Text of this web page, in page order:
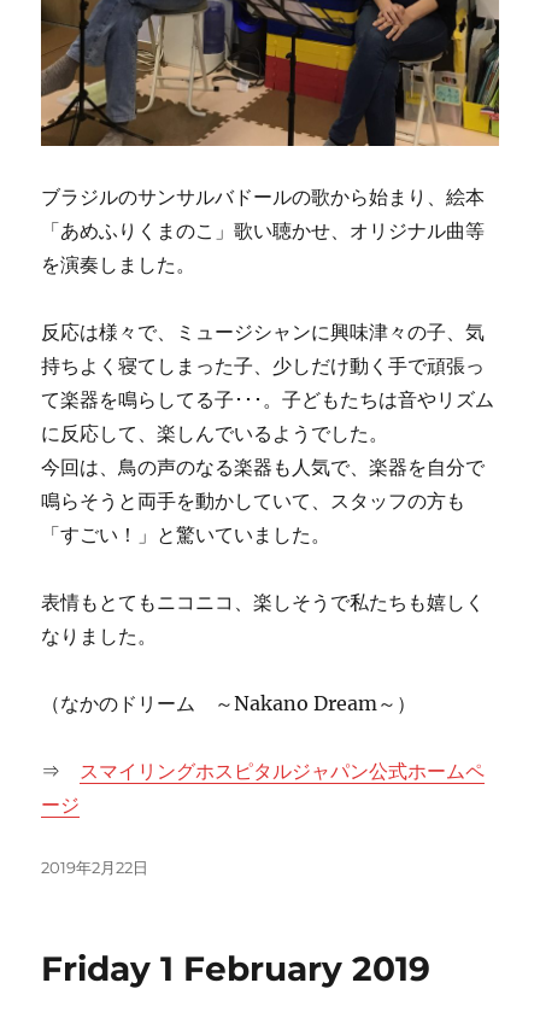
ブラジルのサンサルバドールの歌から始まり、絵本
「あめふりくまのこ」歌い聴かせ、オリジナル曲等
を演奏しました。
反応は様々で、ミュージシャンに興味津々の子、気
持ちよく寝てしまった子、少しだけ動く手で頑張っ
て楽器を鳴らしてる子･･･。子どもたちは音やリズム
に反応して、楽しんでいるようでした。
今回は、鳥の声のなる楽器も人気で、楽器を自分で
鳴らそうと両手を動かしていて、スタッフの方も
「すごい！」と驚いていました。
表情もとてもニコニコ、楽しそうで私たちも嬉しく
なりました。
（なかのドリーム ～Nakano Dream～）
⇒ スマイリングホスピタルジャパン公式ホームペ
ージ
投
2019年2月22日
Friday 1 February 2019